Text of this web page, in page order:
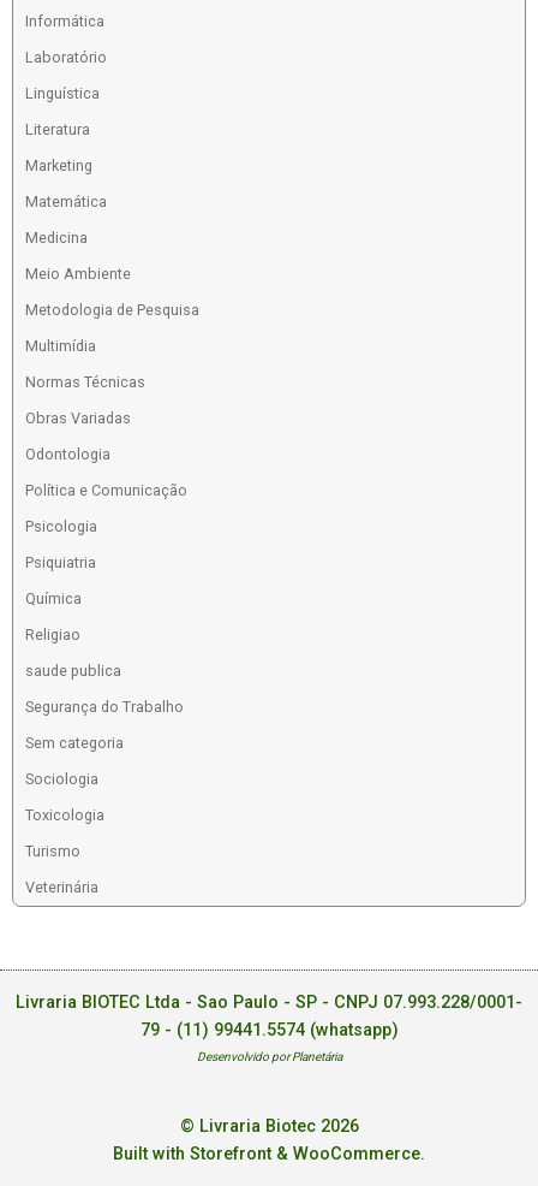
Informática
Laboratório
Linguística
Literatura
Marketing
Matemática
Medicina
Meio Ambiente
Metodologia de Pesquisa
Multimídia
Normas Técnicas
Obras Variadas
Odontologia
Política e Comunicação
Psicologia
Psiquiatria
Química
Religiao
saude publica
Segurança do Trabalho
Sem categoria
Sociologia
Toxicologia
Turismo
Veterinária
Livraria BIOTEC Ltda - Sao Paulo - SP - CNPJ 07.993.228/0001-
79 - (11) 99441.5574 (whatsapp)
Desenvolvido por Planetária
© Livraria Biotec 2026
Built with Storefront & WooCommerce.